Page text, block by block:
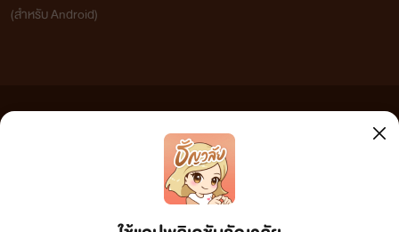
(สำหรับ Android)
เว็บไซต์แห่งนี้ไม่ได้เห็นด้วยและไม่ขอรับผิดชอบต่อข้อความใดๆ ทั้งสิ้น ดังนั้นผู้อ่านทุกท่านโปรดใช้
วิจารณญาณในการกลั่นกรองด้วยตนเอง และหากท่านพบข้อความใดๆ ที่ขัดต่อกฎหมายและศีลธรรม
กรุณาแจ้งมาที่ tunwalai@ookbee.com เพื่อทีมงานจะได้ดำเนินการในทันที ทั้งนี้ ทางเว็บไซต์ขอสงวน
ลิขสิทธิ์ตามพระราชบัญญัติลิขสิทธิ์ (ฉบับเพิ่มเติม) พ.ศ.2558